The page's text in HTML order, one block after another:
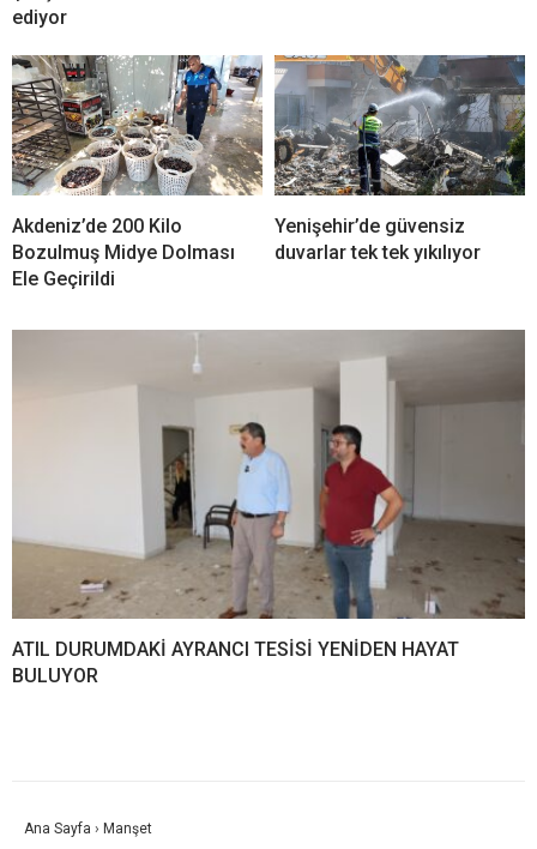
ediyor
Akdeniz’de 200 Kilo
Bozulmuş Midye Dolması
Ele Geçirildi
Yenişehir’de güvensiz
duvarlar tek tek yıkılıyor
ATIL DURUMDAKİ AYRANCI TESİSİ YENİDEN HAYAT
BULUYOR
Ana Sayfa › Manşet